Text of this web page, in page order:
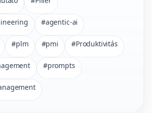
#agentic-ai
#plm #pmi #Produktivitás
#prompts